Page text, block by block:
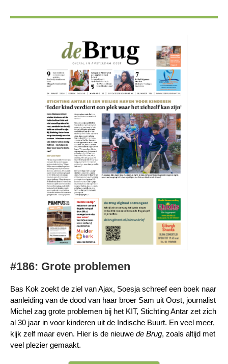
#186: Grote problemen
Bas Kok zoekt de ziel van Ajax, Soesja schreef een boek naar
aanleiding van de dood van haar broer Sam uit Oost, journalist
Michel zag grote problemen bij het KIT, Stichting Antar zet zich
al 30 jaar in voor kinderen uit de Indische Buurt. En veel meer,
kijk zelf maar even. Hier is de nieuwe de Brug, zoals altijd met
veel plezier gemaakt.